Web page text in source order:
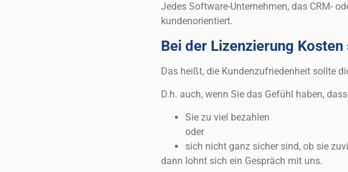
Jedes Software-Unternehmen, das CRM-
kundenorientiert.
Bei der Lizenzierung Kosten
Das heißt, die Kundenzufriedenheit sollte
D.h. auch, wenn Sie das Gefühl haben, dass
Sie zu viel bezahlen
oder
sich nicht ganz sicher sind, ob sie
dann lohnt sich ein Gespräch mit uns.